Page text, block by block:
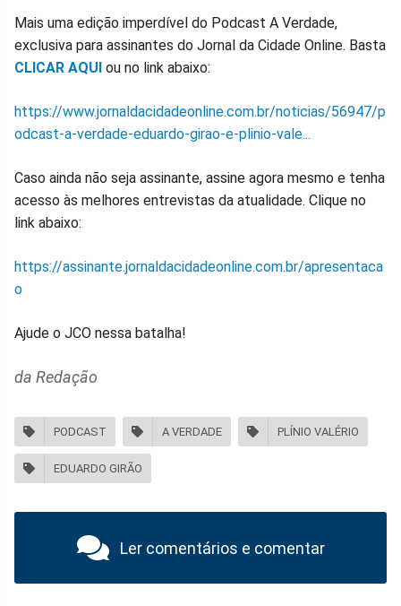
Mais uma edição imperdível do Podcast A Verdade,
exclusiva para assinantes do Jornal da Cidade Online. Basta
CLICAR AQUI ou no link abaixo:
https://www.jornaldacidadeonline.com.br/noticias/56947/p
odcast-a-verdade-eduardo-girao-e-plinio-vale...
Caso ainda não seja assinante, assine agora mesmo e tenha
acesso às melhores entrevistas da atualidade. Clique no
link abaixo:
https://assinante.jornaldacidadeonline.com.br/apresentaca
o
Ajude o JCO nessa batalha!
da Redação
PODCAST A VERDADE PLÍNIO VALÉRIO
EDUARDO GIRÃO
Ler comentários e comentar